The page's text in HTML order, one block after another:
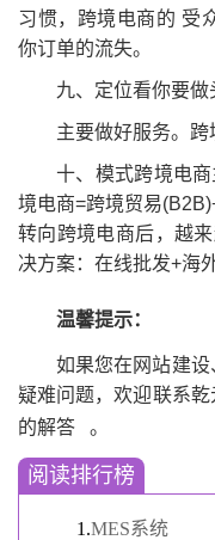
习惯，跨境电商的 受
你订单的流失。
九、定位看你要做
主要做好服务。跨
十、模式跨境电
境电商=跨境贸易
转向跨境电商后，越
决方案：在线批发+海
温馨提示：
如果您在网站建设
疑难问题，欢迎联系
的解答
。
阅读排行榜
1.MES系统